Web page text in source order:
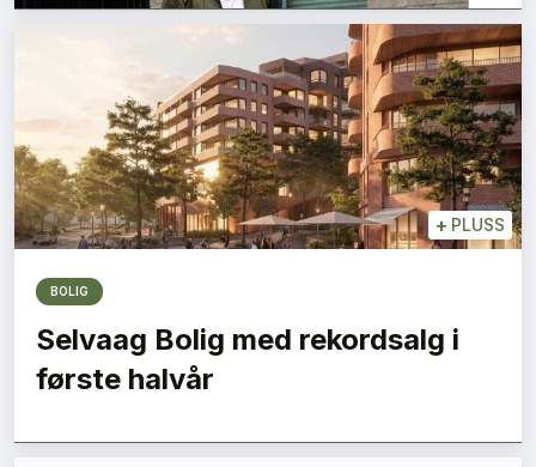
LES NYESTE UTGIVELSE HER
+ PLUSS
BOLIG
Selvaag Bolig med rekordsalg i
første halvår